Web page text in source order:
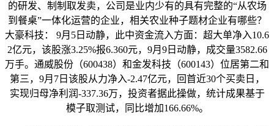
的研发、制制取发卖，公司是业内少有的具有完整的“从农场
到餐桌”一体化运营的企业，相关农业种子题材企业有哪些？
大豪科技： 9月5日动静，此中资金流入方面：超大单净入10.6
2亿元，该股涨3.25%报6.360元，9月9日动静，成交量3582.66
万手。通威股份（600438）和金发科技（600143）位居第二和
第三，9月7日该股从力净入-2.47亿元，回首近30个买卖日，
实现归母净利润-337.36万，投资者据此操做，统计成果基于
模子取测试，同比增加166.66%。